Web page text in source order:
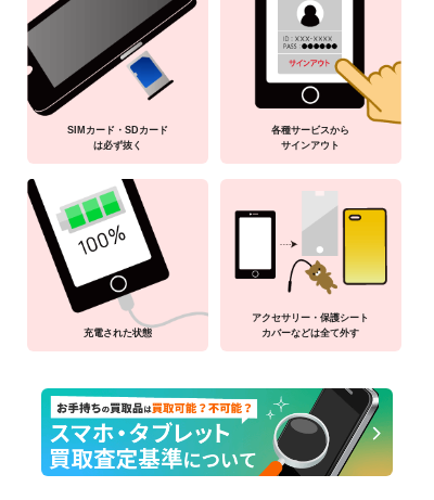
SIMカード・SDカード
は必ず抜く
各種サービスから
サインアウト
充電された状態
アクセサリー・保護シート
カバーなどは全て外す